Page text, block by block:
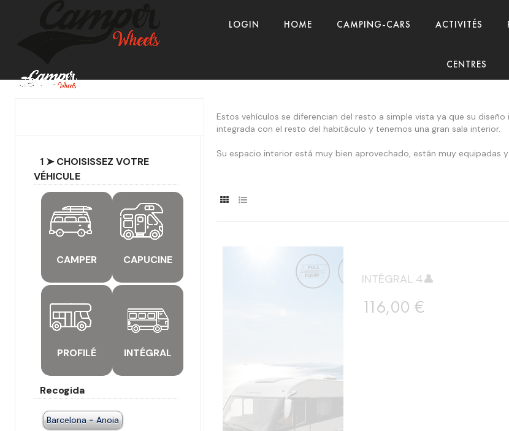
LOGIN HOME CAMPING-CARS ACTIVITÉS
CENTRES
1 ➤ CHOISISSEZ VOTRE
VÉHICULE
CAMPER
PROFILÉ
CAPUCINE
INTÉGRAL
Recogida
Barcelona - Anoia
Estos vehículos se diferencian del resto a simple vista ya que su
integrada con el resto del habitáculo y tenemos una gran sala interior.
Su espacio interior está muy bien aprovechado, están muy equipadas
INTÉGRAL 4👤
Prix
116,00 €